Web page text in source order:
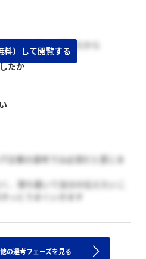
とても良いと感じたから
たか
企業の選考では必須だと感じま
、落ち着いて自分の伝えたいこ
っとうまくいきます
料）して閲覧する
の選考フェーズを見る